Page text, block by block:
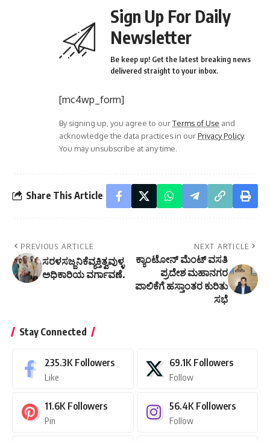
Sign Up For Daily
Newsletter
Be keep up! Get the latest breaking news
delivered straight to your inbox.
[mc4wp_form]
By signing up, you agree to ourTerms of Use and
acknowledge the data practices in ourPrivacy Policy.
You may unsubscribe at any time.
Share This Article
PREVIOUS ARTICLE
ಸರಳಸಜ್ಜನಿಕೆವ್ಯಕ್ತಿತ್ವವುಳ್ಳ
ಅಧಿಕಾರಿಯ ವರ್ಗಾವಣೆ.
NEXT ARTICLE
ಕ್ಯಾಂಟೋನ್ ಮೆಂಟ್ ವಸತಿ
ಪ್ರದೇಶ ಮಹಾನಗರ
ಪಾಲಿಕೆಗೆ ಹಸ್ತಾಂತರ ಕುರಿತು
ಸಭೆ
Stay Connected
235.3K Followers
Like
69.1K Followers
Follow
11.6K Followers
Pin
56.4K Followers
Follow